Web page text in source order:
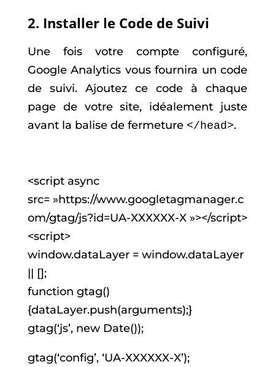
2. Installer le Code de Suivi
Une fois votre compte configuré,
Google Analytics vous fournira un code
de suivi. Ajoutez ce code à chaque
page de votre site, idéalement juste
avant la balise de fermeture </head>.
<script async
src= »https://www.googletagmanager.c
om/gtag/js?id=UA-XXXXXX-X »></script>
<script>
window.dataLayer = window.dataLayer
|| [];
function gtag()
{dataLayer.push(arguments);}
gtag(‘js’, new Date());
gtag(‘config’, ‘UA-XXXXXX-X’);